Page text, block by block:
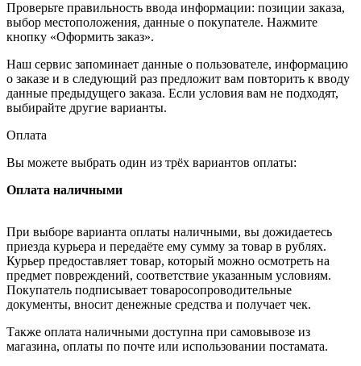
Проверьте правильность ввода информации: позиции заказа,
выбор местоположения, данные о покупателе. Нажмите
кнопку «Оформить заказ».
Наш сервис запоминает данные о пользователе, информацию
о заказе и в следующий раз предложит вам повторить к вводу
данные предыдущего заказа. Если условия вам не подходят,
выбирайте другие варианты.
Оплата
Вы можете выбрать один из трёх вариантов оплаты:
Оплата наличными
При выборе варианта оплаты наличными, вы дожидаетесь
приезда курьера и передаёте ему сумму за товар в рублях.
Курьер предоставляет товар, который можно осмотреть на
предмет повреждений, соответствие указанным условиям.
Покупатель подписывает товаросопроводительные
документы, вносит денежные средства и получает чек.
Также оплата наличными доступна при самовывозе из
магазина, оплаты по почте или использовании постамата.